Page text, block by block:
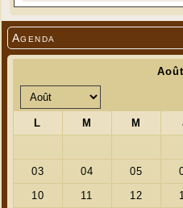
Agenda
Photo Jean-Pierre Gaillard